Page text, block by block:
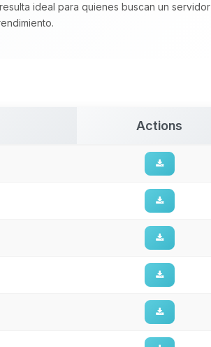
ideal para quienes buscan un servidor
Actions